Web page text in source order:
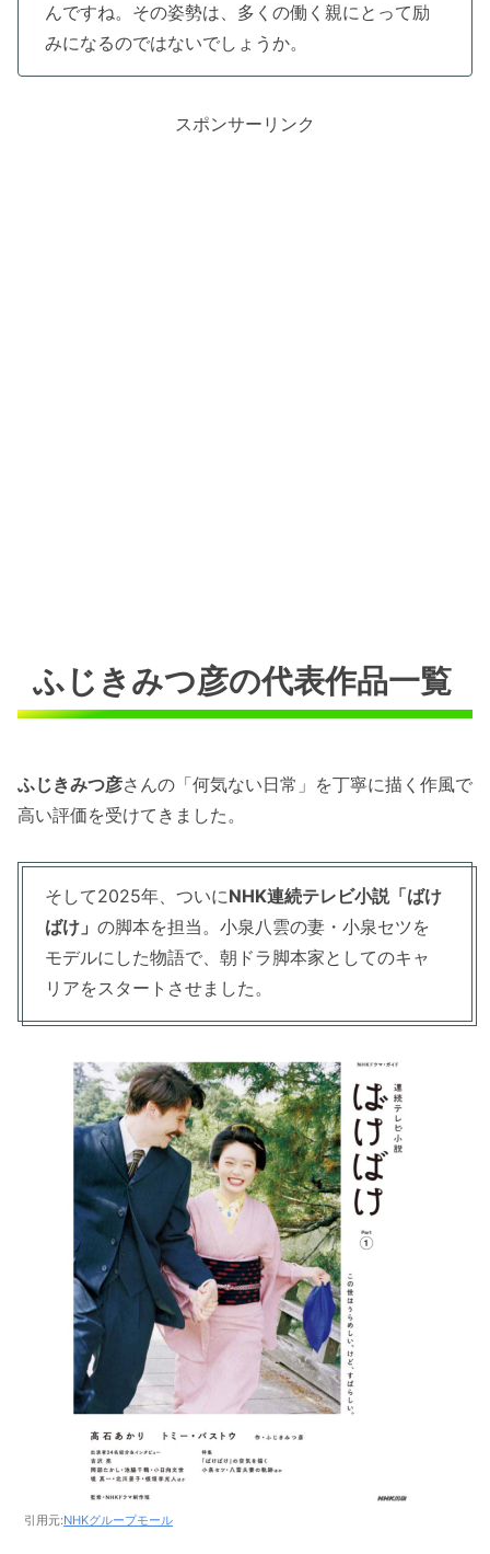
んですね。その姿勢は、多くの働く親にとって励
みになるのではないでしょうか。
スポンサーリンク
ふじきみつ彦の代表作品一覧
ふじきみつ彦さんの「何気ない日常」を丁寧に描く作風で
高い評価を受けてきました。
そして2025年、ついにNHK連続テレビ小説「ばけ
ばけ」 の脚本を担当。小泉八雲の妻・小泉セツを
モデルにした物語で、朝ドラ脚本家としてのキャ
リアをスタートさせました。
引用元:NHKグループモール